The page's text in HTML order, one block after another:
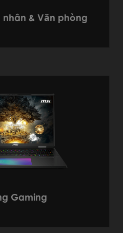
nhân & Văn phòng
Gaming